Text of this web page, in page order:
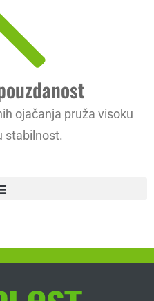
ojačanja pruža visoku
stabilnost.